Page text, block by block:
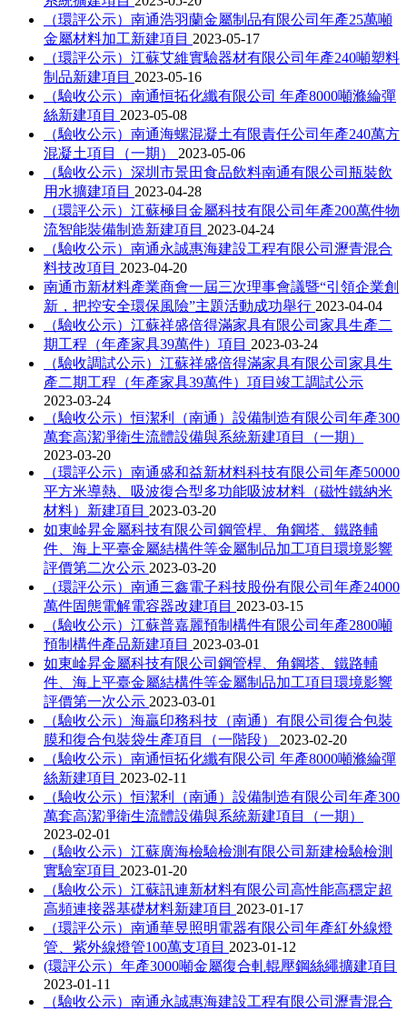
（環評公示）南通浩羽蘭金屬制品有限公司年產25萬噸
金屬材料加工新建項目 2023-05-17
（環評公示）江蘇艾維實驗器材有限公司年產240噸塑料
制品新建項目 2023-05-16
（驗收公示）南通恒拓化纖有限公司 年產8000噸滌綸彈
絲新建項目 2023-05-08
（驗收公示）南通海螺混凝土有限責任公司年產240萬方
混凝土項目（一期） 2023-05-06
（驗收公示）深圳市景田食品飲料南通有限公司瓶裝飲
用水擴建項目 2023-04-28
（環評公示）江蘇極目金屬科技有限公司年產200萬件物
流智能裝備制造新建項目 2023-04-24
（驗收公示）南通永誠惠海建設工程有限公司瀝青混合
料技改項目 2023-04-20
南通市新材料產業商會一屆三次理事會議暨“引領企業創
新，把控安全環保風險”主題活動成功舉行 2023-04-04
（驗收公示）江蘇祥盛倍得滿家具有限公司家具生產二
期工程（年產家具39萬件）項目 2023-03-24
（驗收調試公示）江蘇祥盛倍得滿家具有限公司家具生
產二期工程（年產家具39萬件）項目竣工調試公示
2023-03-24
（驗收公示）恒潔利（南通）設備制造有限公司年產300
萬套高潔凈衛生流體設備與系統新建項目（一期）
2023-03-20
（環評公示）南通盛和益新材料科技有限公司年產50000
平方米導熱、吸波復合型多功能吸波材料（磁性鐵納米
材料）新建項目 2023-03-20
如東崯昇金屬科技有限公司鋼管桿、角鋼塔、鐵路輔
件、海上平臺金屬結構件等金屬制品加工項目環境影響
評價第二次公示 2023-03-20
（環評公示）南通三鑫電子科技股份有限公司年產24000
萬件固態電解電容器改建項目 2023-03-15
（驗收公示）江蘇普嘉麗預制構件有限公司年產2800噸
預制構件產品新建項目 2023-03-01
如東崯昇金屬科技有限公司鋼管桿、角鋼塔、鐵路輔
件、海上平臺金屬結構件等金屬制品加工項目環境影響
評價第一次公示 2023-03-01
（驗收公示）海贏印務科技（南通）有限公司復合包裝
膜和復合包裝袋生產項目（一階段） 2023-02-20
（驗收公示）南通恒拓化纖有限公司 年產8000噸滌綸彈
絲新建項目 2023-02-11
（驗收公示）恒潔利（南通）設備制造有限公司年產300
萬套高潔凈衛生流體設備與系統新建項目（一期）
2023-02-01
（驗收公示）江蘇廣海檢驗檢測有限公司新建檢驗檢測
實驗室項目 2023-01-20
（驗收公示）江蘇訊連新材料有限公司高性能高穩定超
高頻連接器基礎材料新建項目 2023-01-17
（環評公示）南通華昱照明電器有限公司年產紅外線燈
管、紫外線燈管100萬支項目 2023-01-12
(環評公示）年產3000噸金屬復合軋輥壓鋼絲繩擴建項目
2023-01-11
（驗收公示）南通永誠惠海建設工程有限公司瀝青混合